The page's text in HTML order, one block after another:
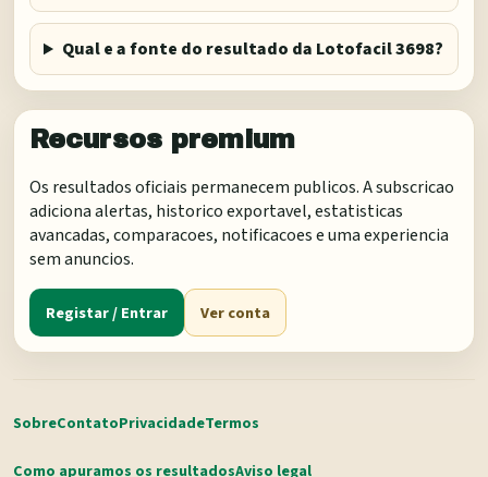
Qual e a fonte do resultado da Lotofacil 3698?
Recursos premium
Os resultados oficiais permanecem publicos. A subscricao
adiciona alertas, historico exportavel, estatisticas
avancadas, comparacoes, notificacoes e uma experiencia
sem anuncios.
Registar / Entrar Ver conta
SobreContatoPrivacidadeTermos
Como apuramos os resultadosAviso legal